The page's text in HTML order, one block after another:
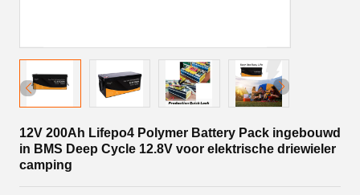
12V 200Ah Lifepo4 Polymer Battery Pack ingebouwd
in BMS Deep Cycle 12.8V voor elektrische driewieler
camping